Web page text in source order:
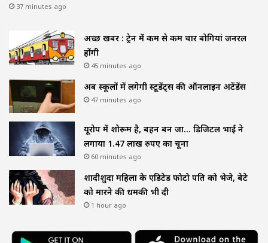
37 minutes ago
अच्छी खबर : ट्रेन में कम से कम चार बोगियां जनरल
होंगी
45 minutes ago
अब स्कूलों में लगेगी स्टूडेंट्स की ऑनलाइन अटेंडेंस
47 minutes ago
यूरोप में शोरूम है, बहन बन जा… डिजिटल भाई ने
लगाया 1.47 लाख रुपए का चूना
60 minutes ago
शादीशुदा महिला के एडिटेड फोटो पति को भेजे, बेटे
को मारने की धमकी भी दी
1 hour ago